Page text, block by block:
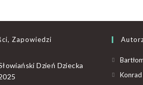
Zapowiedzi
Dzień Dziecka